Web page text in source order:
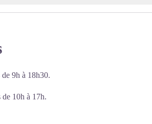
9h à 18h30.
10h à 17h.